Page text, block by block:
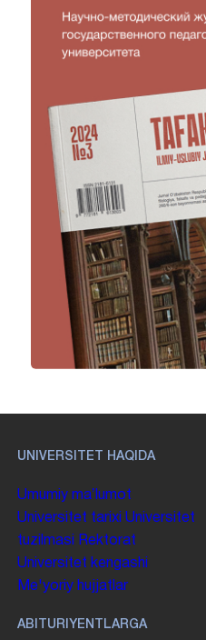
UNIVERSITET HAQIDA
Umumiy maʼlumot
Universitet tarixi Universitet
tuzilmasi Rektorat
Universitet kengashi
Me'yoriy hujjatlar
ABITURIYENTLARGA